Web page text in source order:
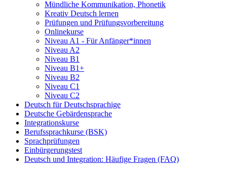
Mündliche Kommunikation, Phonetik
Kreativ Deutsch lernen
Prüfungen und Prüfungsvorbereitung
Onlinekurse
Niveau A1 - Für Anfänger*innen
Niveau A2
Niveau B1
Niveau B1+
Niveau B2
Niveau C1
Niveau C2
Deutsch für Deutschsprachige
Deutsche Gebärdensprache
Integrationskurse
Berufssprachkurse (BSK)
Sprachprüfungen
Einbürgerungstest
Deutsch und Integration: Häufige Fragen (FAQ)